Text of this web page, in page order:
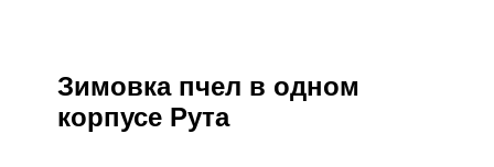
Зимовка пчел в одном
корпусе Рута